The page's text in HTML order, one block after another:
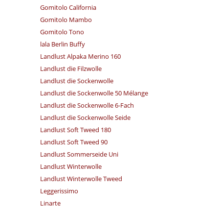
Gomitolo California
Gomitolo Mambo
Gomitolo Tono
lala Berlin Buffy
Landlust Alpaka Merino 160
Landlust die Filzwolle
Landlust die Sockenwolle
Landlust die Sockenwolle 50 Mélange
Landlust die Sockenwolle 6-Fach
Landlust die Sockenwolle Seide
Landlust Soft Tweed 180
Landlust Soft Tweed 90
Landlust Sommerseide Uni
Landlust Winterwolle
Landlust Winterwolle Tweed
Leggerissimo
Linarte